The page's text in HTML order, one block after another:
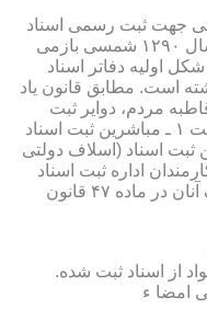
جهت ثبت رسمی اسناد
مراجعان، به قانون ثبت اسناد مصوب سال ۱۲۹۰ شمسی بازمی
اولیه دفاتر اسناد
است. مطابق قانون یاد
مردم، دوایر ثبت
اسناد به عنوان نهادی دولتی، از دو قسمت ۱ ـ مباشرین ثبت اسناد
ثبت اسناد (اسلاف دولتی
اداره ثبت اسناد
واملاك محسوب می گردیدند كه وظایف آنان در ماده ۴۷ قانون
از اسناد ثبت شده.
امضا ء